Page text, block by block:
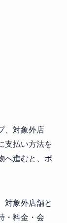
、対象外店
支払い方法を
へ進むと、ポ
対象外店舗と
・料金・会